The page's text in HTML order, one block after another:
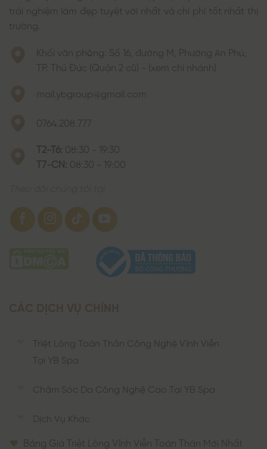
trải nghiệm làm đẹp tuyệt vời nhất và chi phí tốt nhất thị
trường.
Khối văn phòng: Số 16, đường M, Phường An Phú,
TP. Thủ Đức (Quận 2 cũ) - (xem chi nhánh)
mail.ybgroup@gmail.com
0764.208.777
T2-T6: 08:30 - 19:30
T7-CN: 08:30 - 19:00
Triệt Lông Toàn Thân Công Nghệ Vĩnh Viễn
Tại YB Spa
Chăm Sóc Da Công Nghệ Cao Tại YB Spa
Dịch Vụ Khác
Bảng Giá Triệt Lông Vĩnh Viễn Toàn Thân Mới Nhất